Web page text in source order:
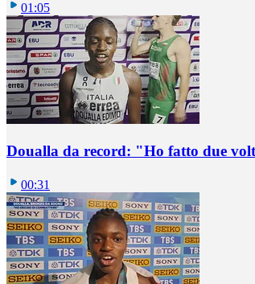
01:05
Doualla da record: "Ho fatto due
00:31